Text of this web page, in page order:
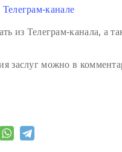
Телеграм-канале
из Телеграм-канала, а
заслуг можно в